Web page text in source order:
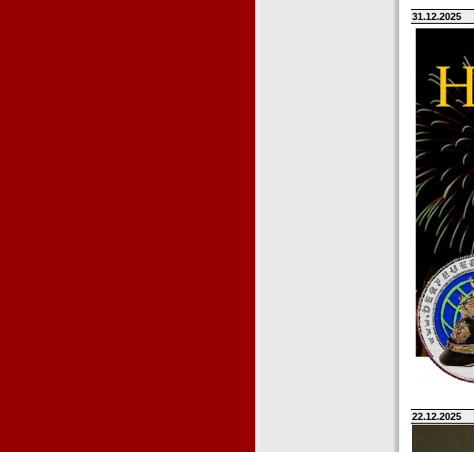
31.12.2025
22.12.2025